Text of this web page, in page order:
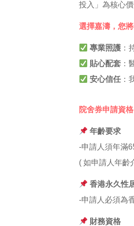
投入」為核心
選擇嘉濤，您將
專業照護 ：
貼心配套 ：
安心信任 ：
院舍券申請資格
年齡要求
-申請人須年滿
( 如申請人年齡
香港永久性
-申請人必須為
財務資格